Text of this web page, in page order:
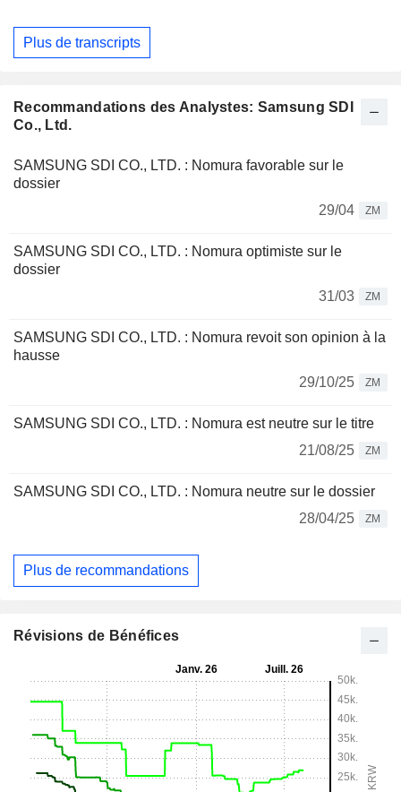
Plus de transcripts
Recommandations des Analystes: Samsung SDI
Co., Ltd.
SAMSUNG SDI CO., LTD. : Nomura favorable sur le
dossier
29/04
ZM
SAMSUNG SDI CO., LTD. : Nomura optimiste sur le
dossier
31/03
ZM
SAMSUNG SDI CO., LTD. : Nomura revoit son opinion à la
hausse
29/10/25
ZM
SAMSUNG SDI CO., LTD. : Nomura est neutre sur le titre
21/08/25
ZM
SAMSUNG SDI CO., LTD. : Nomura neutre sur le dossier
28/04/25
ZM
Plus de recommandations
Révisions de Bénéfices